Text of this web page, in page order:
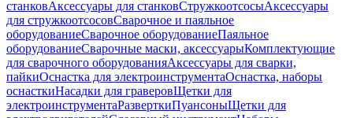
станковАксессуары для станковСтружкоотсосыАксессуары
для стружкоотсосовСварочное и паяльное
оборудованиеСварочное оборудованиеПаяльное
оборудованиеСварочные маски, аксессуарыКомплектующие
для сварочного оборудованияАксессуары для сварки,
пайкиОснастка для электроинструментаОснастка, наборы
оснасткиНасадки для граверовЩетки для
электроинструментаРазверткиПуансоныЩетки для